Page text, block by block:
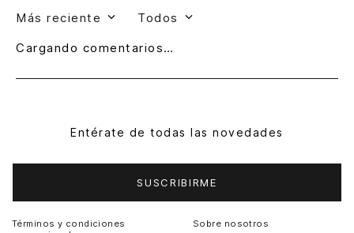
Más reciente Todos
Cargando comentarios…
Entérate de todas las novedades
SUSCRIBIRME
Términos y condiciones
Sobre nosotros